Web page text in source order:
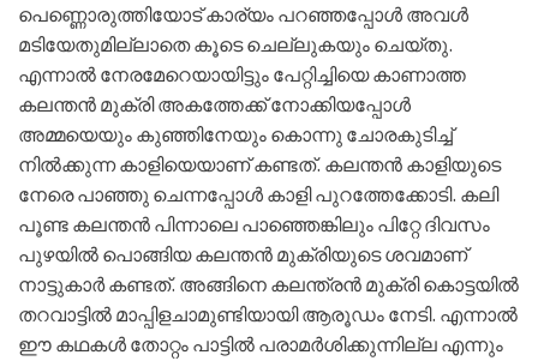
പെണ്ണൊരുത്തിയോട് കാര്യം പറഞ്ഞപ്പോള്‍ അവള്‍
മടിയേതുമില്ലാതെ കൂടെ ചെല്ലുകയും ചെയ്തു.
എന്നാല്‍ നേരമേറെയായിട്ടും പേറ്റിച്ചിയെ കാണാത്ത
കലന്തന്‍ മുക്രി അകത്തേക്ക് നോക്കിയപ്പോള്‍
അമ്മയെയും കുഞ്ഞിനേയും കൊന്നു ചോരകുടിച്ച്
നില്‍ക്കുന്ന കാളിയെയാണ് കണ്ടത്. കലന്തന്‍ കാളിയുടെ
നേരെ പാഞ്ഞു ചെന്നപ്പോള്‍ കാളി പുറത്തേക്കോടി. കലി
പൂണ്ട കലന്തന്‍ പിന്നാലെ പാഞ്ഞെങ്കിലും പിറ്റേ ദിവസം
പുഴയില്‍ പൊങ്ങിയ കലന്തന്‍ മുക്രിയുടെ ശവമാണ്‌
നാട്ടുകാര്‍ കണ്ടത്. അങ്ങിനെ കലന്ത്രന്‍ മുക്രി കൊട്ടയില്‍
തറവാട്ടില്‍ മാപ്പിളചാമുണ്ടിയായി ആരൂഡം നേടി. എന്നാല്‍
ഈ കഥകള്‍ തോറ്റം പാട്ടില്‍ പരാമര്‍ശിക്കുന്നില്ല എന്നും